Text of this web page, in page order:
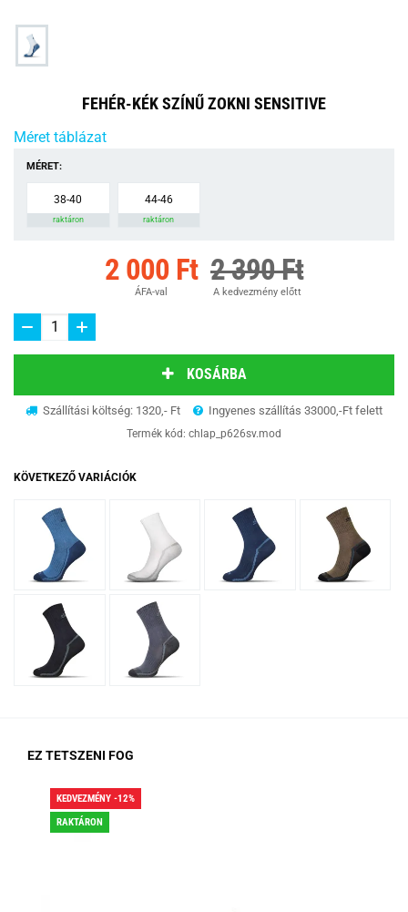
FEHÉR-KÉK SZÍNŰ ZOKNI SENSITIVE
Méret táblázat
MÉRET:
38-40
raktáron
44-46
raktáron
2 000 Ft
ÁFA-val
2 390 Ft
A kedvezmény előtt
KOSÁRBA
Szállítási költség: 1320,- Ft Ingyenes szállítás 33000,-Ft felett
Termék kód: chlap_p626sv.mod
KÖVETKEZŐ VARIÁCIÓK
EZ TETSZENI FOG
KEDVEZMÉNY -12%
RAKTÁRON